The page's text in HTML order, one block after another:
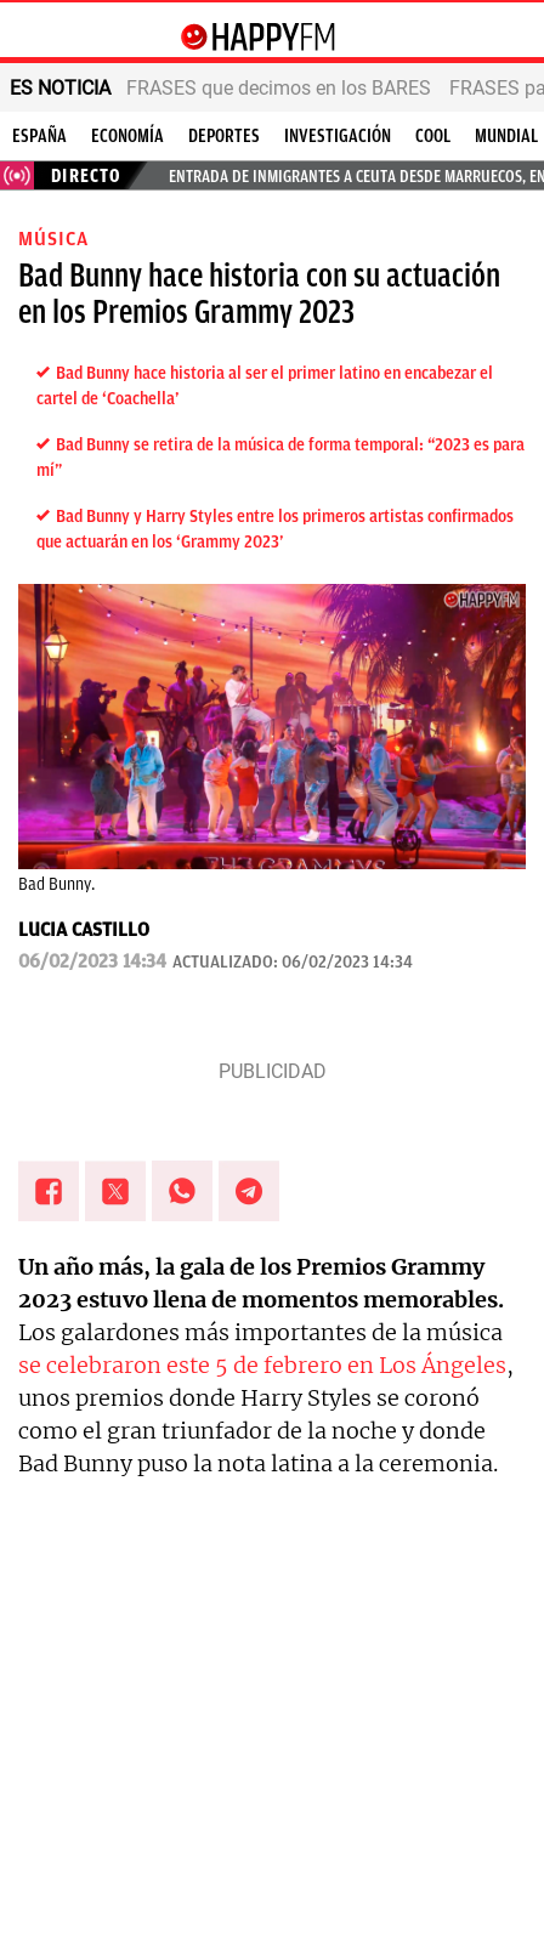
ES NOTICIA FRASES que decimos en los BARES FRASES
ESPAÑA ECONOMÍA DEPORTES INVESTIGACIÓN COOL
MUNDIAL
DIRECTO
ENTRADA DE INMIGRANTES A CEUTA DESDE MARRUECOS,
MÚSICA
Bad Bunny hace historia con su actuación
en los Premios Grammy 2023
Bad Bunny hace historia al ser el primer latino en encabezar el
cartel de ‘Coachella’
Bad Bunny se retira de la música de forma temporal: “2023 es para
mí”
Bad Bunny y Harry Styles entre los primeros artistas confirmados
que actuarán en los ‘Grammy 2023’
Bad Bunny.
LUCIA CASTILLO
06/02/2023 14:34 ACTUALIZADO: 06/02/2023 14:34
Un año más, la gala de los Premios Grammy
2023 estuvo llena de momentos memorables.
Los galardones más importantes de la música
se celebraron este 5 de febrero en Los Ángeles,
unos premios donde Harry Styles se coronó
como el gran triunfador de la noche y donde
Bad Bunny puso la nota latina a la ceremonia.